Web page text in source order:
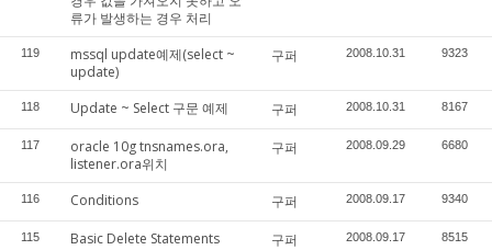
류가 발생하는 경우 처리
119
mssql update예제(select ~
update)
구퍼 2008.10.31 9323
118 Update ~ Select 구문 예제 구퍼 2008.10.31 8167
117
oracle 10g tnsnames.ora,
listener.ora위치
구퍼 2008.09.29 6680
116 Conditions 구퍼 2008.09.17 9340
115 Basic Delete Statements 구퍼 2008.09.17 8515